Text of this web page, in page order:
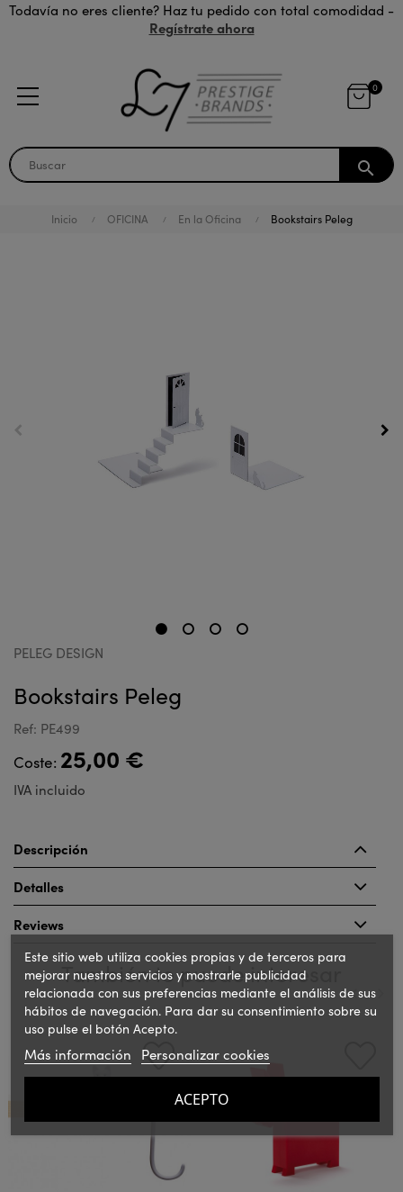
Todavía no eres cliente? Haz tu pedido con total comodidad -
Regístrate ahora
0
search
Inicio OFICINA En la Oficina Bookstairs Peleg
PELEG DESIGN
Bookstairs Peleg
Ref: PE499
Coste: 25,00 €
IVA incluido
Descripción
Detalles
Reviews
También te puede interesar
Este sitio web utiliza cookies propias y de terceros para
mejorar nuestros servicios y mostrarle publicidad
relacionada con sus preferencias mediante el análisis de sus
hábitos de navegación. Para dar su consentimiento sobre su
uso pulse el botón Acepto.
Más información Personalizar cookies
ACEPTO